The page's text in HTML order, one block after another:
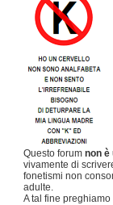
Questo forum non è
vivamente di
fonetismi non
adulte.
A tal fine